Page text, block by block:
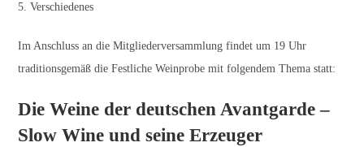
5. Verschiedenes
Im Anschluss an die Mitgliederversammlung findet um 19 Uhr
traditionsgemäß die Festliche Weinprobe mit folgendem Thema statt:
Die Weine der deutschen Avantgarde –
Slow Wine und seine Erzeuger